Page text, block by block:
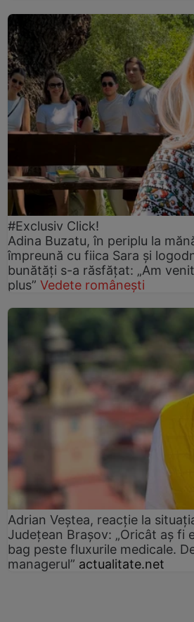
#Exclusiv Click!
Adina Buzatu, în periplu la
împreună cu fiica Sara și
bunătăți s-a răsfățat: „Am
plus” Vedete românești
Adrian Veștea, reacție la
Județean Brașov: „Oricât aș fi
bag peste fluxurile medicale.
managerul” actualitate.net